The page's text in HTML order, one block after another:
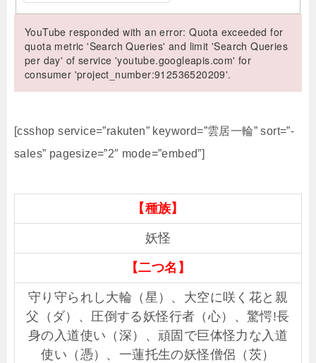
YouTube responded with an error: Quota exceeded for
quota metric 'Search Queries' and limit 'Search Queries
per day' of service 'youtube.googleapis.com' for
consumer 'project_number:912536520209'.
[csshop service=”rakuten” keyword=”雲居一輪” sort=”-
sales” pagesize=”2″ mode=”embed”]
【種族】
妖怪
【二つ名】
守り守られし大輪（星）、大空に咲く花と親
父（ダ）、圧倒する妖怪行者（心）、驚愕!長
身の入道使い（深）、頑固で巨体怪力な入道
使い（憑）、一蓮托生の妖怪僧侶（茨）